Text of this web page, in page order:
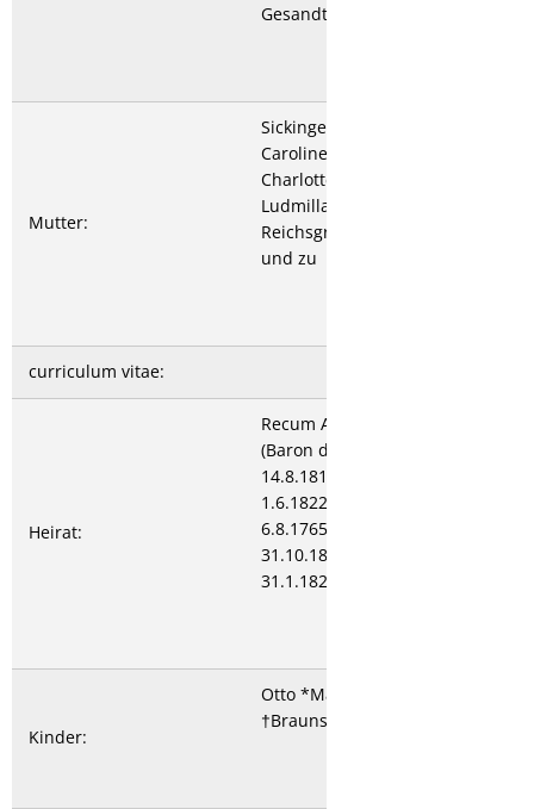
Gesandter
Mutter:
Sickingen Marie
Caroline
Charlotte Juliane
Ludmilla
Reichsgräfin von
und zu
curriculum vitae:
Heirat:
Recum Andreas van/von
(Baron de l`empire van R.
14.8.1813; Frhr. von R.,
1.6.1822) *Grünstadt
6.8.1765 †Kreuznach
31.10.1828 verh. Heidelberg
31.1.1820
Kinder:
Otto *Mannheim 3.11.1821
†Braunschweig 7.3.1885